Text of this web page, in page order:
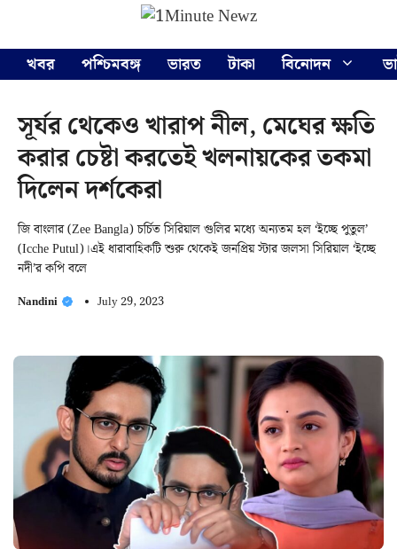
content
খবর
পশ্চিমবঙ্গ ভারত টাকা বিনোদন
সূর্যর থেকেও খারাপ নীল, মেঘের ক্ষতি
করার চেষ্টা করতেই খলনায়কের তকমা
দিলেন দর্শকেরা
জি বাংলার (Zee Bangla) চর্চিত সিরিয়াল গুলির মধ্যে অন্যতম হল ‘ইচ্ছে পুতুল’
(Icche Putul)।এই ধারাবাহিকটি শুরু থেকেই জনপ্রিয় স্টার জলসা সিরিয়াল ‘ইচ্ছে
নদী’র কপি বলে
Nandini July 29, 2023